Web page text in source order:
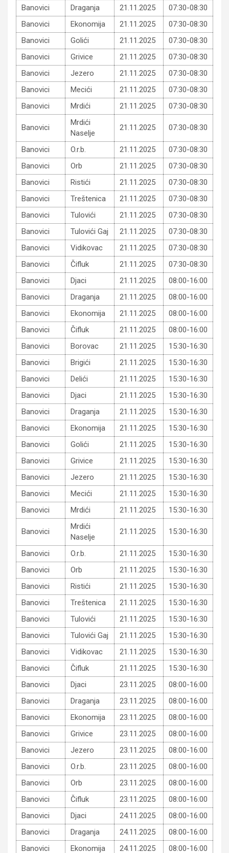
Banovici
Draganja 21.11.2025
07:30-08:30
Banovici
Ekonomija 21.11.2025
07:30-08:30
Banovici
Golići 21.11.2025
07:30-08:30
Banovici
Grivice 21.11.2025
07:30-08:30
Banovici
Jezero 21.11.2025
07:30-08:30
Banovici
Mecići 21.11.2025
07:30-08:30
Banovici
Mrdići 21.11.2025 07:30-08:30
Banovici
Mrdići
Naselje
21.11.2025 07:30-08:30
Banovici O.r.b. 21.11.2025
07:30-08:30
Banovici
Orb 21.11.2025
07:30-08:30
Banovici
Ristići 21.11.2025
07:30-08:30
Banovici
Treštenica 21.11.2025
07:30-08:30
Banovici
Tulovići 21.11.2025
07:30-08:30
Banovici
Tulovići Gaj 21.11.2025
07:30-08:30
Banovici
Vidikovac 21.11.2025
07:30-08:30
Banovici
Čifluk 21.11.2025
07:30-08:30
Banovici
Djaci 21.11.2025
08:00-16:00
Banovici
Draganja 21.11.2025
08:00-16:00
Banovici
Ekonomija 21.11.2025
08:00-16:00
Banovici
Čifluk 21.11.2025
08:00-16:00
Banovici
Borovac 21.11.2025
15:30-16:30
Banovici
Brigići 21.11.2025
15:30-16:30
Banovici
Delići 21.11.2025
15:30-16:30
Banovici
Djaci 21.11.2025
15:30-16:30
Banovici
Draganja 21.11.2025
15:30-16:30
Banovici
Ekonomija 21.11.2025
15:30-16:30
Banovici
Golići 21.11.2025
15:30-16:30
Banovici
Grivice 21.11.2025
15:30-16:30
Banovici
Jezero 21.11.2025
15:30-16:30
Banovici
Mecići 21.11.2025
15:30-16:30
Banovici
Mrdići 21.11.2025 15:30-16:30
Banovici
Mrdići
Naselje
21.11.2025 15:30-16:30
Banovici O.r.b. 21.11.2025
15:30-16:30
Banovici
Orb 21.11.2025
15:30-16:30
Banovici
Ristići 21.11.2025
15:30-16:30
Banovici
Treštenica 21.11.2025
15:30-16:30
Banovici
Tulovići 21.11.2025
15:30-16:30
Banovici
Tulovići Gaj 21.11.2025
15:30-16:30
Banovici
Vidikovac 21.11.2025
15:30-16:30
Banovici
Čifluk 21.11.2025
15:30-16:30
Banovici
Djaci 23.11.2025
08:00-16:00
Banovici
Draganja 23.11.2025
08:00-16:00
Banovici
Ekonomija 23.11.2025
08:00-16:00
Banovici
Grivice 23.11.2025
08:00-16:00
Banovici
Jezero 23.11.2025
08:00-16:00
Banovici
O.r.b. 23.11.2025
08:00-16:00
Banovici
Orb 23.11.2025
08:00-16:00
Banovici
Čifluk 23.11.2025
08:00-16:00
Banovici
Djaci 24.11.2025
08:00-16:00
Banovici
Draganja 24.11.2025
08:00-16:00
Banovici
Ekonomija 24.11.2025 08:00-16:00